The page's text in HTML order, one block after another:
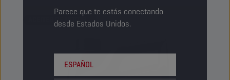
Parece que te estás conectando
desde Estados Unidos.
ESPAÑOL
ACEITES DE MOTOR